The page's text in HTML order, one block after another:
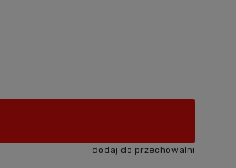
dodaj do przechowalni